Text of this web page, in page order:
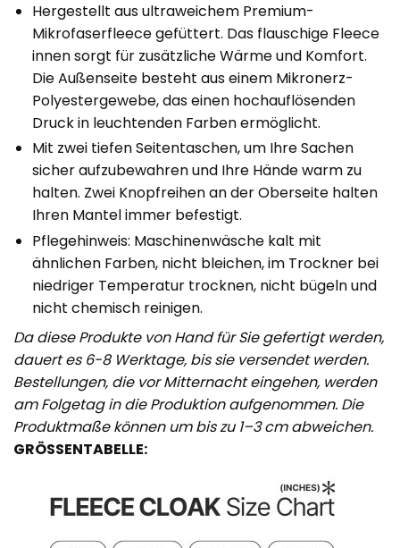
Hergestellt aus ultraweichem Premium-
Mikrofaserfleece gefüttert. Das flauschige Fleece
innen sorgt für zusätzliche Wärme und Komfort.
Die Außenseite besteht aus einem Mikronerz-
Polyestergewebe, das einen hochauflösenden
Druck in leuchtenden Farben ermöglicht.
Mit zwei tiefen Seitentaschen, um Ihre Sachen
sicher aufzubewahren und Ihre Hände warm zu
halten. Zwei Knopfreihen an der Oberseite halten
Ihren Mantel immer befestigt.
Pflegehinweis: Maschinenwäsche kalt mit
ähnlichen Farben, nicht bleichen, im Trockner bei
niedriger Temperatur trocknen, nicht bügeln und
nicht chemisch reinigen.
Da diese Produkte von Hand für Sie gefertigt werden,
dauert es 6-8 Werktage, bis sie versendet werden.
Bestellungen, die vor Mitternacht eingehen, werden
am Folgetag in die Produktion aufgenommen. Die
Produktmaße können um bis zu 1–3 cm abweichen.
GRÖSSENTABELLE: